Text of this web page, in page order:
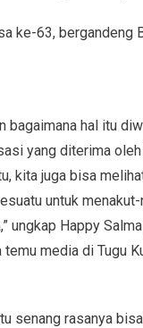
ke-63, bergandeng
bagaimana hal itu
yang diterima
kita juga bisa
untuk menakut-
Happy
media di Tugu
senang rasanya